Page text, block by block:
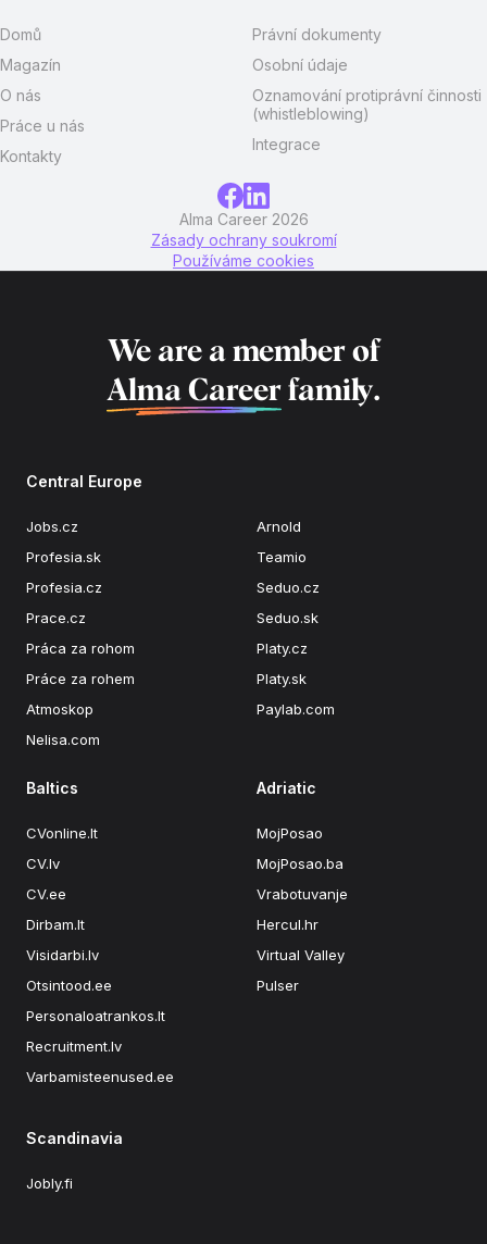
Domů
Magazín
O nás
Práce u nás
Kontakty
Právní dokumenty
Osobní údaje
Oznamování protiprávní činnosti
(whistleblowing)
Integrace
Alma Career 2026
Zásady ochrany soukromí
Používáme cookies
We are a member of
Alma Career family.
Central Europe
Jobs.cz
Profesia.sk
Profesia.cz
Prace.cz
Práca za rohom
Práce za rohem
Atmoskop
Nelisa.com
Arnold
Teamio
Seduo.cz
Seduo.sk
Platy.cz
Platy.sk
Paylab.com
Baltics
CVonline.lt
CV.lv
CV.ee
Dirbam.lt
Visidarbi.lv
Otsintood.ee
Personaloatrankos.lt
Recruitment.lv
Varbamisteenused.ee
Adriatic
MojPosao
MojPosao.ba
Vrabotuvanje
Hercul.hr
Virtual Valley
Pulser
Scandinavia
Jobly.fi